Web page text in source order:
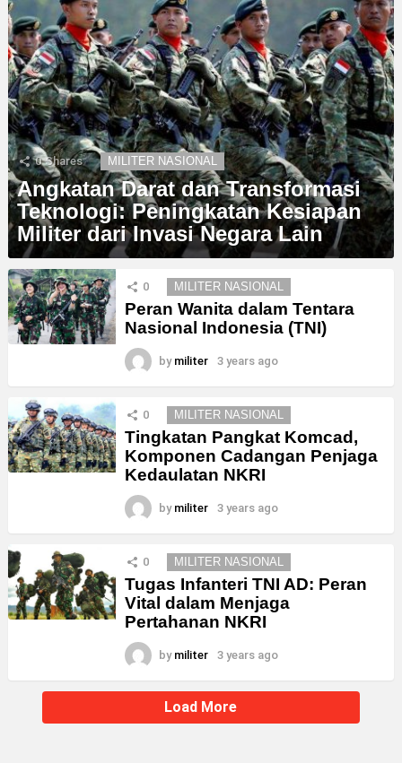
0 Shares MILITER NASIONAL
Angkatan Darat dan Transformasi
Teknologi: Peningkatan Kesiapan
Militer dari Invasi Negara Lain
0 MILITER NASIONAL
Peran Wanita dalam Tentara
Nasional Indonesia (TNI)
by militer 3 years ago
0 MILITER NASIONAL
Tingkatan Pangkat Komcad,
Komponen Cadangan Penjaga
Kedaulatan NKRI
by militer 3 years ago
0 MILITER NASIONAL
Tugas Infanteri TNI AD: Peran
Vital dalam Menjaga
Pertahanan NKRI
by militer 3 years ago
Load More